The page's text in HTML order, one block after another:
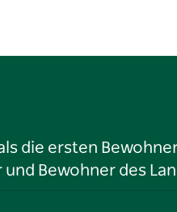
die ersten
Bewohner des